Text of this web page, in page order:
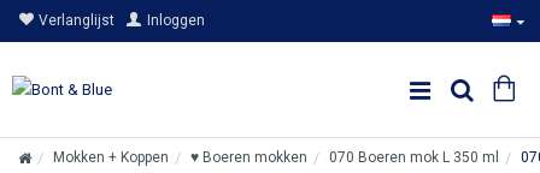
Verlanglijst Inloggen
Mokken + Koppen ♥ Boeren mokken 070 Boeren mok L 350 ml